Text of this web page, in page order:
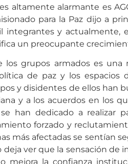
altamente alarmante es
para la Paz dijo a
integrantes y actualmente,
un preocupante
los grupos armados es una
de paz y los espacios
y disidentes de ellos han
y a los acuerdos en los
han dedicado a realizar
forzado y
más afectadas se sentían
ver que la sensación de
mejora la confianza